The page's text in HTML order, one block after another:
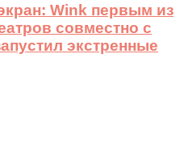
Wink первым из
совместно с
экстренные